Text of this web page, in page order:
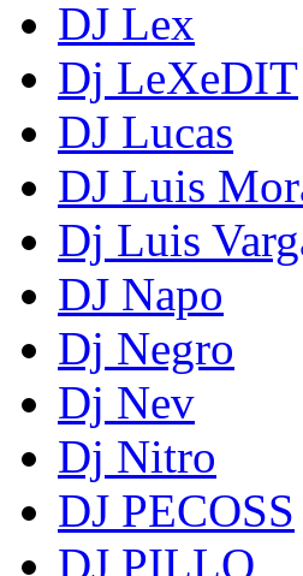
DJ Lex
Dj LeXeDIT
DJ Lucas
DJ Luis
Dj Luis
DJ Napo
Dj Negro
Dj Nev
Dj Nitro
DJ PECOSS
DJ PILLO